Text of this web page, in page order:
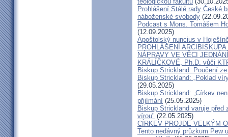
Prohlášení Stálé rady České
náboženské svobody
Podcast s Mons. Tomášem
(12.09.2025)
Apoštolský nuncius v
PROHLÁŠENÍ
NÁPRAVY VE VĚCI
KRÁLÍČKOVÉ, Ph.D. vůči
Biskup Strickland: Poučení
Biskup Strickland: „Poklad
(29.05.2025)
Biskup Strickland: „Církev
přijímání (25.05.2025)
Biskup Strickland varuje
vírou" (22.05.2025)
CÍRKEV PROJDE VELKÝM
Tento nedávný průzkum Pew